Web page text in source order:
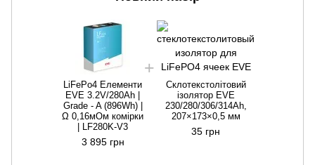
LiFePo4 Елементи
EVE 3.2V/280Ah |
Grade - A (896Wh) |
Ω 0,16мОм комірки
| LF280K-V3
3 895 грн
Склотекстолітовий
ізолятор EVE
230/280/306/314Ah,
207×173×0,5 мм
35 грн